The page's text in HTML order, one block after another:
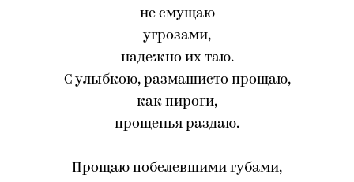
не смущаю
угрозами,
надежно их таю.
С улыбкою, размашисто прощаю,
как пироги,
прощенья раздаю.
Прощаю побелевшими губами,